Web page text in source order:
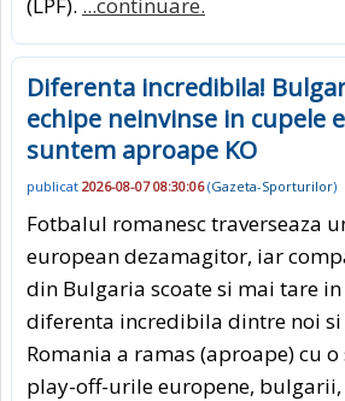
(LPF). ...continuare.
Diferenta incredibila!
echipe neinvinse in cupele
suntem aproape KO
publicat 2026-08-07 08:30:06(Gazeta-Sporturilor)
Fotbalul romanesc traverseaza
european dezamagitor, iar
din Bulgaria scoate si mai tare
diferenta incredibila dintre noi si
Romania a ramas (aproape) cu
play-off-urile europene,